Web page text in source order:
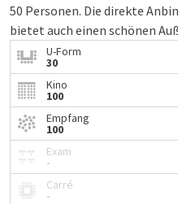
50 Personen. Die direkte
bietet auch einen schönen
U-Form
30
Kino
100
Empfang
100
Exam
-
Carré
-